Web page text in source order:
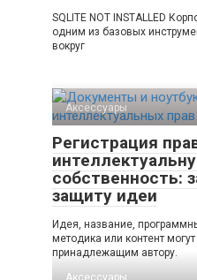
SQLITE NOT INSTALLED
одним из базовых
вокруг
Аксессуары
Регистрация
собственность:
защиту идеи
Идея, название,
методика или контент
принадлежащим автору.
Аксессуары